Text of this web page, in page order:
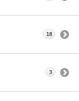
18
3